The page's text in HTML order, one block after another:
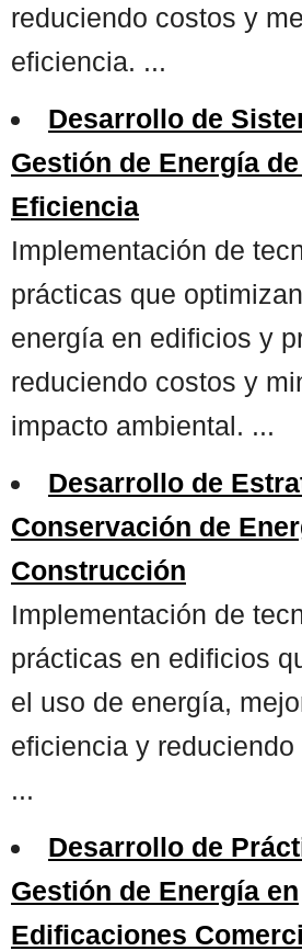
reduciendo costos y
eficiencia. ...
Desarrollo de
Gestión de Energía
Eficiencia
Implementación de
prácticas que
energía en edificios y
reduciendo costos y
impacto ambiental. ...
Desarrollo de
Conservación de
Construcción
Implementación de
prácticas en edificios
el uso de energía,
eficiencia y
...
Desarrollo de
Gestión de Energía en
Edificaciones